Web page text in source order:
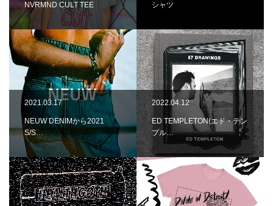
NVRMND CULT TEE
シャツ
2021.03.17
NEUW DENIMから2021
S/S…
2022.04.12
ED TEMPLETON(エド・テン
プル…